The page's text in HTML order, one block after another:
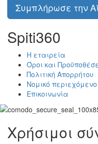
Συμπλήρωσε την
Spiti360
Η εταιρεία
Όροι και
Πολιτική Απορρήτου
Νομικό περιεχόμενο
Επικοινωνία
Χρήσιμοι